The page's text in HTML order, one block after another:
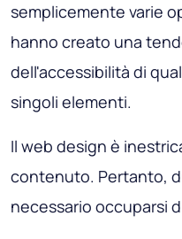
semplicemente varie
hanno creato una
dell'accessibilità di
singoli elementi.
Il web design è
contenuto. Pertanto,
necessario occuparsi